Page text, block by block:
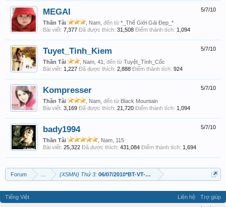
5/7/10
MEGAI
Thần Tài , Nam, đến từ *_Thế Giới Gái Đẹp_*
Bài viết: 7,377 Đã được thích: 31,508 Điểm thành tích: 1,094
5/7/10
Tuyet_Tinh_Kiem
Thần Tài , Nam, 41, đến từ Tuyệt_Tình_Cốc
Bài viết: 1,227 Đã được thích: 2,888 Điểm thành tích: 924
5/7/10
Kompresser
Thần Tài , Nam, đến từ Black Mountain
Bài viết: 3,169 Đã được thích: 21,720 Điểm thành tích: 1,094
5/7/10
bady1994
Thần Tài
, Nam, 115
Bài viết: 25,322 Đã được thích: 431,084 Điểm thành tích: 1,694
Forum {XSMN} Thứ 3: 06/07/2010*BT-VT-BL*May Mắn nối tiếp May Mắn
Tiếng Việt Liên hệ
Trợ giúp